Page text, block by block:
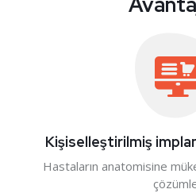
Kişiselleştirilmiş
Hastaların anatomisine